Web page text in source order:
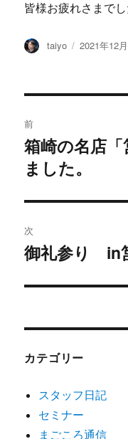
皆様お疲れさまでし
投
taiyo
投
2021年12
稿
ナ
ビ
ゲ
ー
シ
ン
前
過
去
投
稿:
箱崎の名店
ました。
次
次
投
御礼参り in
カテゴリー
スタッフ日記
セミナー
まごころ通信